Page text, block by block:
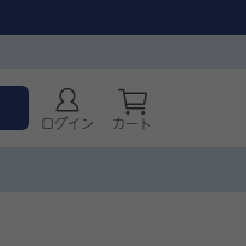
ログイン カート